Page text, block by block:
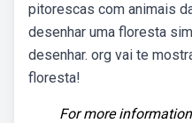
pitorescas com animais
desenhar uma floresta
desenhar. org vai te
floresta!
For more